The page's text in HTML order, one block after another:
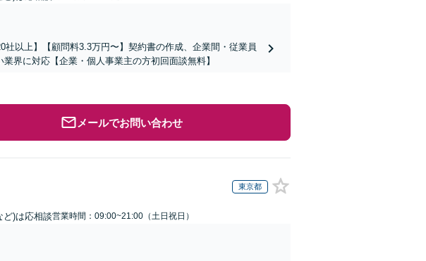
社以上】【顧問料3.3万円〜】契約書の作成、企業間・従業員
界に対応【企業・個人事業主の方初回面談無料】
メールでお問い合わせ
東京都
ど)は応相談営業時間：09:00~21:00（土日祝日）